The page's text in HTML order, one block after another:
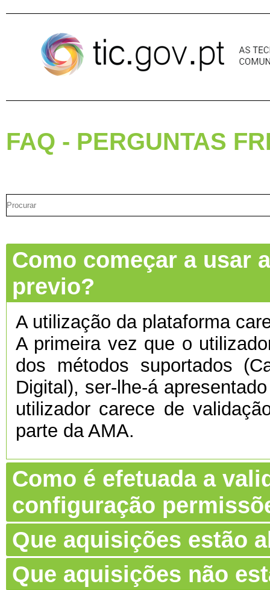
FAQ - PERGUNTAS
Como começar a usar
previo?
A utilização da plataforma
A primeira vez que o
dos métodos suportados
Digital), ser-lhe-á
utilizador carece de
parte da AMA.
Como é efetuada a
configuração
Que aquisições estão
Que aquisições não